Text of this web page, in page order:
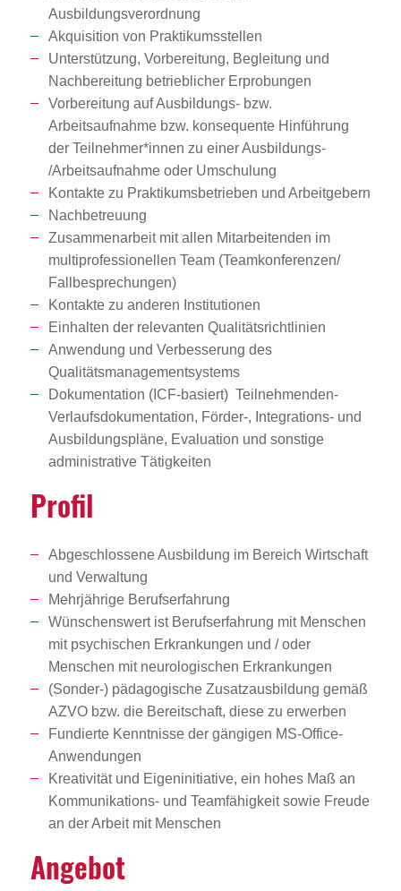
Ausbildungsverordnung
Akquisition von Praktikumsstellen
Unterstützung, Vorbereitung, Begleitung und
Nachbereitung betrieblicher Erprobungen
Vorbereitung auf Ausbildungs- bzw.
Arbeitsaufnahme bzw. konsequente Hinführung
der Teilnehmer*innen zu einer Ausbildungs-
/Arbeitsaufnahme oder Umschulung
Kontakte zu Praktikumsbetrieben und Arbeitgebern
Nachbetreuung
Zusammenarbeit mit allen Mitarbeitenden im
multiprofessionellen Team (Teamkonferenzen/
Fallbesprechungen)
Kontakte zu anderen Institutionen
Einhalten der relevanten Qualitätsrichtlinien
Anwendung und Verbesserung des
Qualitätsmanagementsystems
Dokumentation (ICF-basiert) Teilnehmenden-
Verlaufsdokumentation, Förder-, Integrations- und
Ausbildungspläne, Evaluation und sonstige
administrative Tätigkeiten
Profil
Abgeschlossene Ausbildung im Bereich Wirtschaft
und Verwaltung
Mehrjährige Berufserfahrung
Wünschenswert ist Berufserfahrung mit Menschen
mit psychischen Erkrankungen und / oder
Menschen mit neurologischen Erkrankungen
(Sonder-) pädagogische Zusatzausbildung gemäß
AZVO bzw. die Bereitschaft, diese zu erwerben
Fundierte Kenntnisse der gängigen MS-Office-
Anwendungen
Kreativität und Eigeninitiative, ein hohes Maß an
Kommunikations- und Teamfähigkeit sowie Freude
an der Arbeit mit Menschen
Angebot